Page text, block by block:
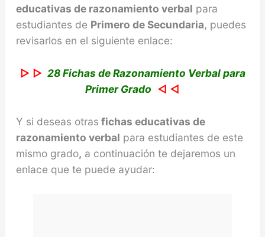
educativas de razonamiento verbal para
estudiantes de Primero de Secundaria, puedes
revisarlos en el siguiente enlace:
▷ ▷ 28 Fichas de Razonamiento Verbal para
Primer Grado ◁ ◁
Y si deseas otras fichas educativas de
razonamiento verbal para estudiantes de este
mismo grado, a continuación te dejaremos un
enlace que te puede ayudar: